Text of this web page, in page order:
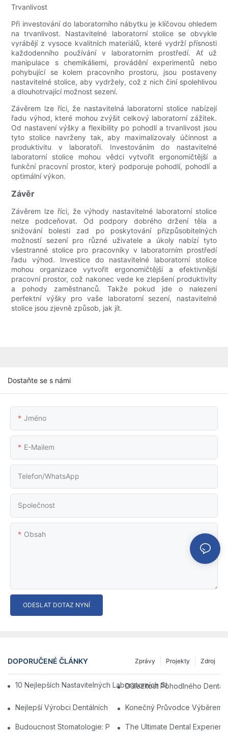
Trvanlivost
Při investování do laboratorního nábytku je klíčovou ohledem
na trvanlivost. Nastavitelné laboratorní stolice se obvykle
vyrábějí z vysoce kvalitních materiálů, které vydrží přísnosti
každodenního používání v laboratorním prostředí. Ať už
manipulace s chemikáliemi, provádění experimentů nebo
pohybující se kolem pracovního prostoru, jsou postaveny
nastavitelné stolice, aby vydržely, což z nich činí spolehlivou
a dlouhotrvající možnost sezení.
Závěrem lze říci, že nastavitelná laboratorní stolice nabízejí
řadu výhod, které mohou zvýšit celkový laboratorní zážitek.
Od nastavení výšky a flexibility po pohodlí a trvanlivost jsou
tyto stolice navrženy tak, aby maximalizovaly účinnost a
produktivitu v laboratoři. Investováním do nastavitelné
laboratorní stolice mohou vědci vytvořit ergonomičtější a
funkční pracovní prostor, který podporuje pohodlí, pohodlí a
optimální výkon.
Závěr
Závěrem lze říci, že výhody nastavitelné laboratorní stolice
nelze podceňovat. Od podpory dobrého držení těla a
snižování bolesti zad po poskytování přizpůsobitelných
možností sezení pro různé uživatele a úkoly nabízí tyto
všestranné stolice pro pracovníky v laboratorním prostředí
řadu výhod. Investice do nastavitelné laboratorní stolice
mohou organizace vytvořit ergonomičtější a efektivnější
pracovní prostor, což nakonec vede ke zlepšení produktivity
a pohody zaměstnanců. Takže pokud jde o nalezení
perfektní výšky pro vaše laboratorní sezení, nastavitelné
stolice jsou zjevně způsob, jak jít.
Dostaňte se s námi
Jméno
E-Mailem
Telefon/WhatsApp
Společnost
Obsah
ODESLAT DOTAZ NYNÍ
DOPORUČENÉ ČLÁNKY Zdroj
Projekty
Zprávy
10 Nejlepších Nastavitelných Laboratorních Stolic Pro
Důležitost Pohodlného
Nejlepší Výrobci Dentálních Židlí V Číně: Inovace A Kvalita
Konečný Průvodce Výběrem
Budoucnost Stomatologie: Personalizované Moderní Zubní
The Ultimate Dental